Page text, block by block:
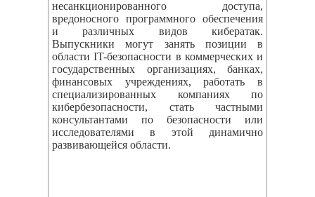
несанкционированного доступа,
вредоносного программного обеспечения
и различных видов кибератак.
Выпускники могут занять позиции в
области IT-безопасности в коммерческих и
государственных организациях, банках,
финансовых учреждениях, работать в
специализированных компаниях по
кибербезопасности, стать частными
консультантами по безопасности или
исследователями в этой динамично
развивающейся области.